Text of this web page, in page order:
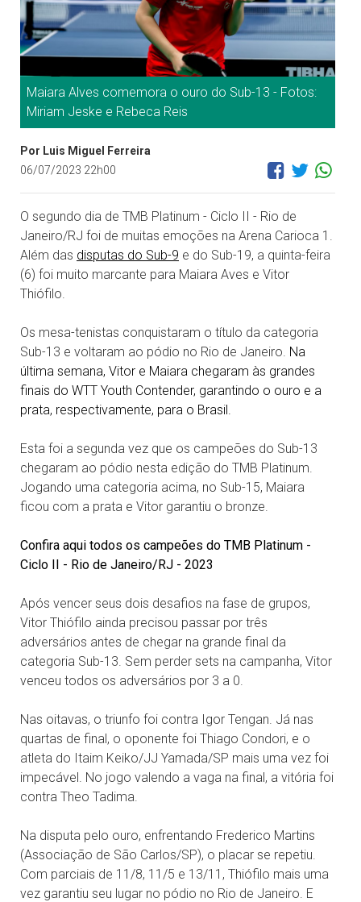
Maiara Alves comemora o ouro do Sub-13 - Fotos:
Miriam Jeske e Rebeca Reis
Por Luis Miguel Ferreira
06/07/2023 22h00
O segundo dia de TMB Platinum - Ciclo II - Rio de
Janeiro/RJ foi de muitas emoções na Arena Carioca 1.
Além das disputas do Sub-9 e do Sub-19, a quinta-feira
(6) foi muito marcante para Maiara Aves e Vitor
Thiófilo.
Os mesa-tenistas conquistaram o título da categoria
Sub-13 e voltaram ao pódio no Rio de Janeiro. Na
última semana, Vitor e Maiara chegaram às grandes
finais do WTT Youth Contender, garantindo o ouro e a
prata, respectivamente, para o Brasil.
Esta foi a segunda vez que os campeões do Sub-13
chegaram ao pódio nesta edição do TMB Platinum.
Jogando uma categoria acima, no Sub-15, Maiara
ficou com a prata e Vitor garantiu o bronze.
Confira aqui todos os campeões do TMB Platinum -
Ciclo II - Rio de Janeiro/RJ - 2023
Após vencer seus dois desafios na fase de grupos,
Vitor Thiófilo ainda precisou passar por três
adversários antes de chegar na grande final da
categoria Sub-13. Sem perder sets na campanha, Vitor
venceu todos os adversários por 3 a 0.
Nas oitavas, o triunfo foi contra Igor Tengan. Já nas
quartas de final, o oponente foi Thiago Condori, e o
atleta do Itaim Keiko/JJ Yamada/SP mais uma vez foi
impecável. No jogo valendo a vaga na final, a vitória foi
contra Theo Tadima.
Na disputa pelo ouro, enfrentando Frederico Martins
(Associação de São Carlos/SP), o placar se repetiu.
Com parciais de 11/8, 11/5 e 13/11, Thiófilo mais uma
vez garantiu seu lugar no pódio no Rio de Janeiro. E